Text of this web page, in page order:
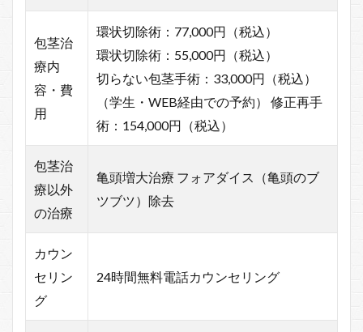
包茎治
療内
容・費
用
環状切除術：77,000円（税込）
環状切除術：55,000円（税込）
切らない包茎手術：33,000円（税込）
（学生・WEB経由での予約） 修正再手
術：154,000円（税込）
包茎治
療以外
の治療
亀頭増大治療 フォアダイス（亀頭のブ
ツブツ）除去
カウン
セリン
グ
24時間無料電話カウンセリング